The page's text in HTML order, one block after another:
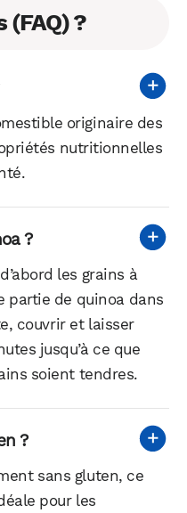
(FAQ) ?
originaire des
nutritionnelles
?
les grains à
partie de quinoa dans
couvrir et laisser
jusqu’à ce que
soient tendres.
?
sans gluten, ce
pour les